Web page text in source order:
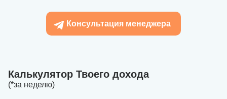
Консультация менеджера
Калькулятор Твоего дохода
(*за неделю)